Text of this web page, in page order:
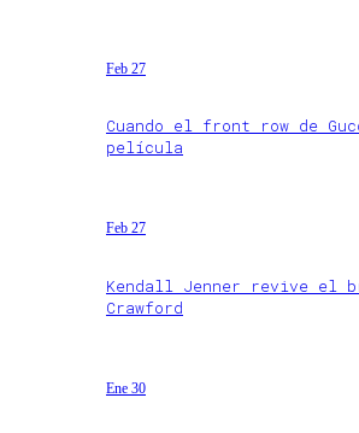
Feb 27
Cuando el front row de
película
Feb 27
Kendall Jenner revive el
Crawford
Ene 30